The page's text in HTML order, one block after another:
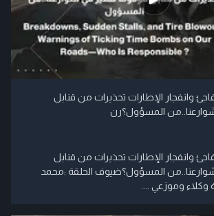
وانفجار الإطارات تحذيرات من قنابل
المسؤول؟رن
وانفجار الإطارات تحذيرات من قنابل
المسؤول؟ضيوف الحلقة :محمد
وموزعي ....